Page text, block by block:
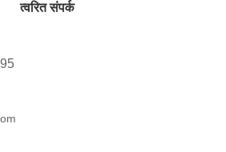
त्वरित संपर्क